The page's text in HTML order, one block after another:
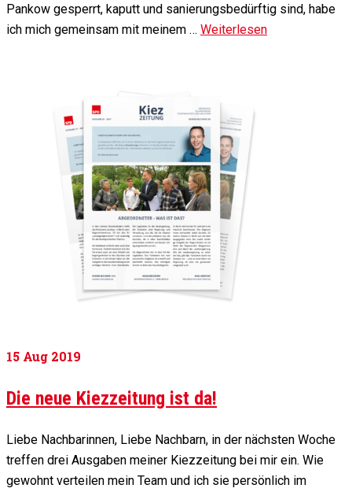
Pankow gesperrt, kaputt und sanierungsbedürftig sind, habe
ich mich gemeinsam mit meinem … Weiterlesen
15 Aug 2019
Die neue Kiezzeitung ist da!
Liebe Nachbarinnen, Liebe Nachbarn, in der nächsten Woche
treffen drei Ausgaben meiner Kiezzeitung bei mir ein. Wie
gewohnt verteilen mein Team und ich sie persönlich im